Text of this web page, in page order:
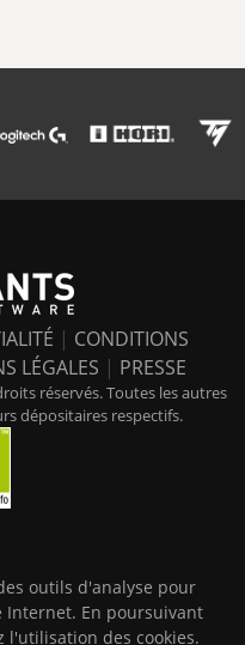
| CONDITIONS
LÉGALES | PRESSE
réservés. Toutes les autres
dépositaires respectifs.
outils d'analyse pour
En poursuivant
l'utilisation des cookies.